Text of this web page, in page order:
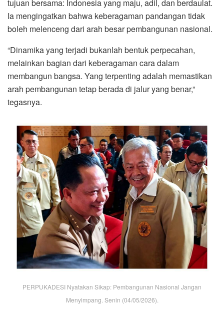
tujuan bersama: Indonesia yang maju, adil, dan berdaulat.
Ia mengingatkan bahwa keberagaman pandangan tidak
boleh melenceng dari arah besar pembangunan nasional.
“Dinamika yang terjadi bukanlah bentuk perpecahan,
melainkan bagian dari keberagaman cara dalam
membangun bangsa. Yang terpenting adalah memastikan
arah pembangunan tetap berada di jalur yang benar,”
tegasnya.
PERPUKADESI Nyatakan Sikap: Pembangunan Nasional Jangan
Menyimpang. Senin (04/05/2026).